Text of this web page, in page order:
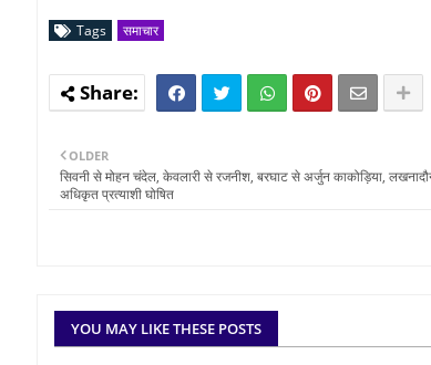
Tags समाचार
OLDER
सिवनी से मोहन चंदेल, केवलारी से रजनीश, बरघाट से अर्जुन काकोड़िया,
अधिकृत प्रत्याशी घोषित
YOU MAY LIKE THESE POSTS